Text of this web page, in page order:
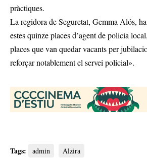
pràctiques.
La regidora de Seguretat, Gemma Alós,
estes quinze places d’agent de policia
places que van quedar vacants per
reforçar notablement el servei policial».
Tags: admin Alzira